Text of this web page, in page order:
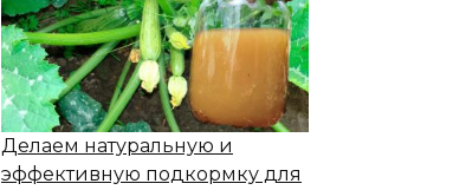
Делаем натуральную и
эффективную подкормку для